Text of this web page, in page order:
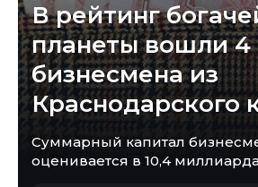
В рейтинг
планеты вошли 4
бизнесмена из
Краснодарского
Суммарный капитал
оценивается в 10,4